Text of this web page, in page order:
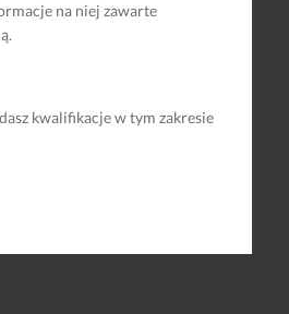
na niej zawarte
kwalifikacje w tym zakresie
143A, 54-530 Wrocław